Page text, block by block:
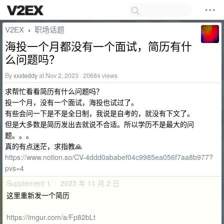
V2EX › 职场话题
海投一个月都没有一个面试，简历有什
么问题吗？
Byxxxteddyat Nov 2, 2023 · 20684 views
求帮忙看看简历有什么问题吗？
投一个月，没有一个面试，海投也试过了。
有些会问一下是不是全日制，我说是自考的，就没有下文了。
但是大多数是简历发出去就说不合适。所以学历不是最大的问
题。。。
真的有点迷茫，求指教🙏
https://www.notion.so/CV-4ddd0ababef04c9985ea056f7aa8b977?
pvs=4
Supplement 1 · 2023 年 11 月 2 日
这里重新发一个简历
https://imgur.com/a/Fp82bLt